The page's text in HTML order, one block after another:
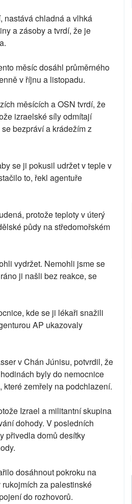
nastává chladná a vlhká
a zásoby a tvrdí, že je
měsíc dosáhl průměrného
v říjnu a listopadu.
měsících a OSN tvrdí, že
izraelské síly odmítají
bezpráví a krádežím z
se ji pokusil udržet v teple v
to, řekl agentuře
protože teploty v úterý
půdy na středomořském
vydržet. Nemohli jsme se
ji našli bez reakce, se
kde se ji lékaři snažili
AP ukazovaly
v Chán Júnisu, potvrdil, že
byly do nemocnice
zemřely na podchlazení.
Izrael a militantní skupina
dohody. V posledních
přivedla domů desítky
dosáhnout pokroku na
za palestinské
do rozhovorů.